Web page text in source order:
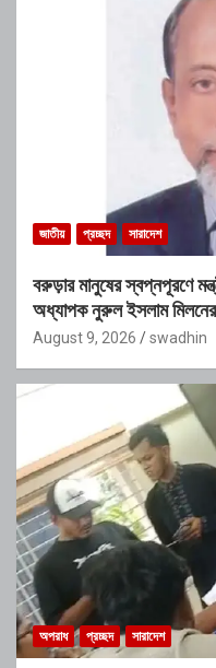
জাতীয় প্রচ্ছদ সারাদেশ
বরুড়ার মানুষের স্বপ্নপূরণে
অধ্যাপক নুরুল ইসলাম
August 9, 2026 swadhin
অপরাধ প্রচ্ছদ সারাদেশ